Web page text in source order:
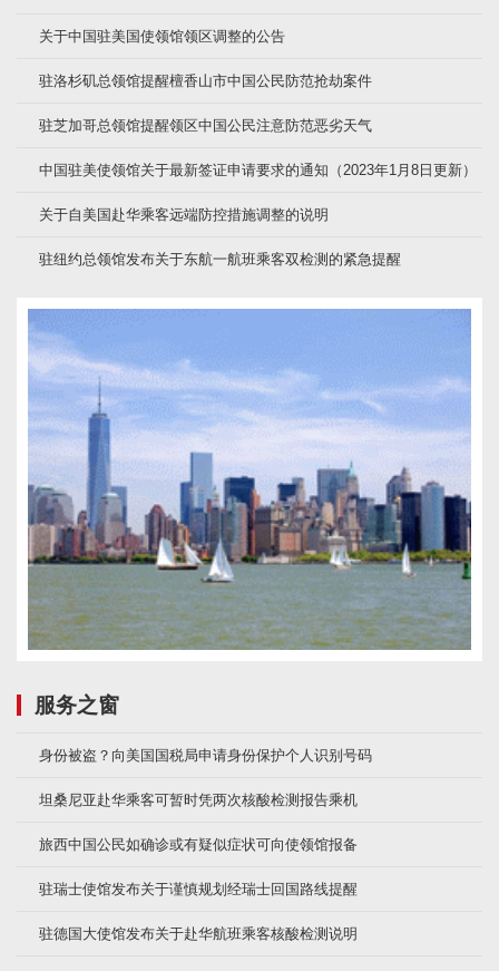
关于中国驻美国使领馆领区调整的公告
驻洛杉矶总领馆提醒檀香山市中国公民防范抢劫案件
驻芝加哥总领馆提醒领区中国公民注意防范恶劣天气
中国驻美使领馆关于最新签证申请要求的通知（2023年1月8日更新）
关于自美国赴华乘客远端防控措施调整的说明
驻纽约总领馆发布关于东航一航班乘客双检测的紧急提醒
服务之窗
身份被盗？向美国国税局申请身份保护个人识别号码
坦桑尼亚赴华乘客可暂时凭两次核酸检测报告乘机
旅西中国公民如确诊或有疑似症状可向使领馆报备
驻瑞士使馆发布关于谨慎规划经瑞士回国路线提醒
驻德国大使馆发布关于赴华航班乘客核酸检测说明